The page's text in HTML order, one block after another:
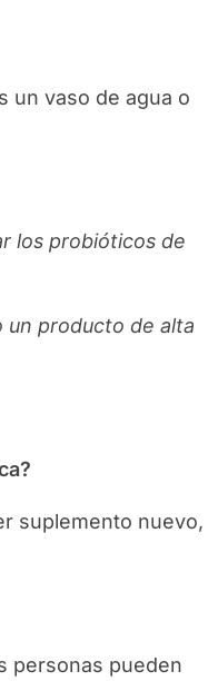
un vaso de agua o
los probióticos de
un producto de alta
suplemento nuevo,
personas pueden